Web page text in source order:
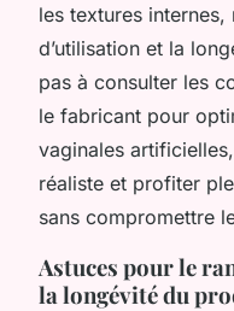
les textures
d’utilisation et la
pas à consulter les
le fabricant pour
vaginales
réaliste et profiter
sans compromettre
Astuces pour le
la longévité du